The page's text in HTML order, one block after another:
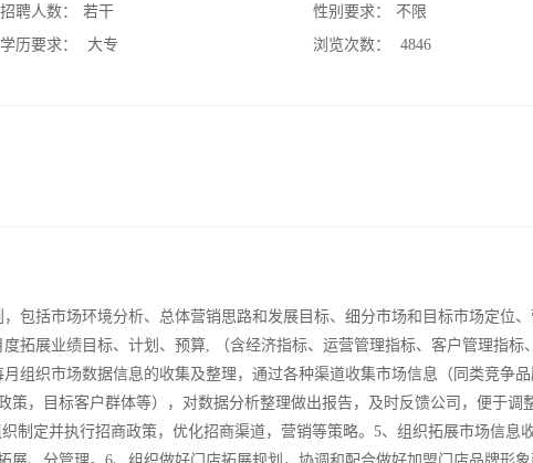
招聘人数：
若干
学历要求：
大专
性别要求：
不限
浏览次数：
4846
包括市场环境分析、总体营销思路和发展目标、细分市场和目标市场定位
拓展业绩目标、计划、预算, （含经济指标、运营管理指标、客户管理指标
组织市场数据信息的收集及整理，通过各种渠道收集市场信息（同类竞争
，目标客户群体等），对数据分析整理做出报告，及时反馈公司，便于调
制定并执行招商政策，优化招商渠道，营销等策略。5、组织拓展市场信息